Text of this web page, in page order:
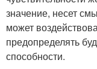
значение, несет
может
предопределять
способности.